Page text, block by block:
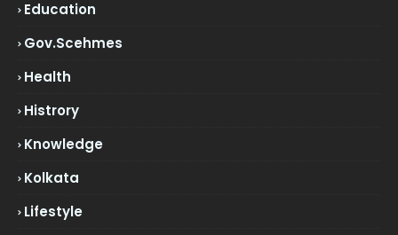
Education
Gov.scehmes
Health
Histrory
Knowledge
Kolkata
Lifestyle